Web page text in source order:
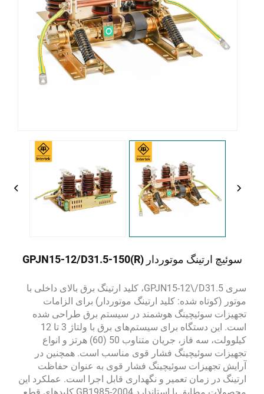
سوئیچ ارتینگ موتوردار GPJN15-12/D31.5-150(R)
سری GPJN15-12\/D31.5، کلید ارتینگ برق بالای داخلی با
موتور (کوتاه شده: کلید ارتینگ موتوردار) برای الزامات
تجهیزات سوئیچینگ هوشمند در سیستم برق طراحی شده
است. این دستگاه برای سیستم‌های برق با ولتاژ 3 تا 12
کیلوولت، سه فاز، جریان متناوب 50 (60) هرتز و انواع
تجهیزات سوئیچینگ فشار قوی مناسب است. همچنین در
آرایش تجهیزات سوئیچینگ فشار قوی به عنوان حفاظت
ارتینگ در زمان تعمیر و نگهداری قابل اجرا است. عملکرد این